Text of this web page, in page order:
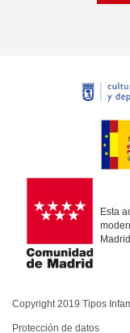
Esta
Copyright 2019 Tipos
Protección de datos